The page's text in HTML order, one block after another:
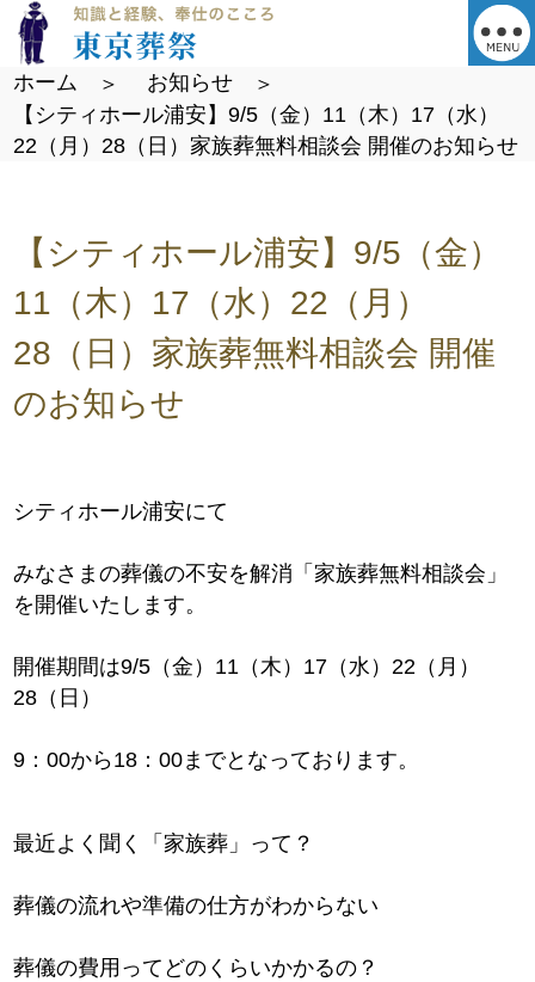
ホーム
お知らせ
【シティホール浦安】9/5（金）11（木）17（水）
22（月）28（日）家族葬無料相談会 開催のお知らせ
【シティホール浦安】9/5（金）
11（木）17（水）22（月）
28（日）家族葬無料相談会 開催
のお知らせ
シティホール浦安にて
みなさまの葬儀の不安を解消「家族葬無料相談会」
を開催いたします。
開催期間は9/5（金）11（木）17（水）22（月）
28（日）
9：00から18：00までとなっております。
最近よく聞く「家族葬」って？
葬儀の流れや準備の仕方がわからない
葬儀の費用ってどのくらいかかるの？